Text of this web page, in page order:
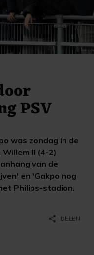
PSV
was zondag in de
II (4-2)
van de
en 'Gakpo nog
Philips-stadion.
share DELEN